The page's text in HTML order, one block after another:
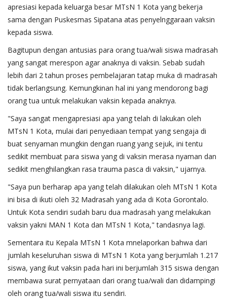
apresiasi kepada keluarga besar MTsN 1 Kota yang bekerja
sama dengan Puskesmas Sipatana atas penyelnggaraan vaksin
kepada siswa.
Bagitupun dengan antusias para orang tua/wali siswa madrasah
yang sangat merespon agar anaknya di vaksin. Sebab sudah
lebih dari 2 tahun proses pembelajaran tatap muka di madrasah
tidak berlangsung. Kemungkinan hal ini yang mendorong bagi
orang tua untuk melakukan vaksin kepada anaknya.
"Saya sangat mengapresiasi apa yang telah di lakukan oleh
MTsN 1 Kota, mulai dari penyediaan tempat yang sengaja di
buat senyaman mungkin dengan ruang yang sejuk, ini tentu
sedikit membuat para siswa yang di vaksin merasa nyaman dan
sedikit menghilangkan rasa trauma pasca di vaksin," ujarnya.
"Saya pun berharap apa yang telah dilakukan oleh MTsN 1 Kota
ini bisa di ikuti oleh 32 Madrasah yang ada di Kota Gorontalo.
Untuk Kota sendiri sudah baru dua madrasah yang melakukan
vaksin yakni MAN 1 Kota dan MTsN 1 Kota," tandasnya lagi.
Sementara itu Kepala MTsN 1 Kota mnelaporkan bahwa dari
jumlah keseluruhan siswa di MTsN 1 Kota yang berjumlah 1.217
siswa, yang ikut vaksin pada hari ini berjumlah 315 siswa dengan
membawa surat pernyataan dari orang tua/wali dan didampingi
oleh orang tua/wali siswa itu sendiri.